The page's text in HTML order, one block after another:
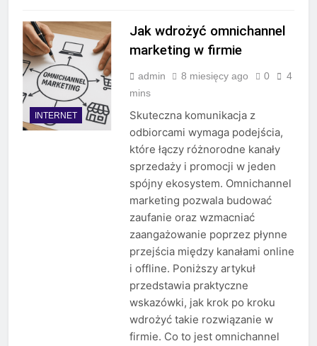
INTERNET
Jak wdrożyć omnichannel
marketing w firmie
admin 8 miesięcy ago 0
4
mins
Skuteczna komunikacja z
odbiorcami wymaga podejścia,
które łączy różnorodne kanały
sprzedaży i promocji w jeden
spójny ekosystem. Omnichannel
marketing pozwala budować
zaufanie oraz wzmacniać
zaangażowanie poprzez płynne
przejścia między kanałami online
i offline. Poniższy artykuł
przedstawia praktyczne
wskazówki, jak krok po kroku
wdrożyć takie rozwiązanie w
firmie. Co to jest omnichannel